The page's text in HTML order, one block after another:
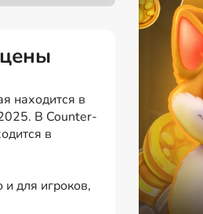
находится в
В Counter-
в
для игроков,